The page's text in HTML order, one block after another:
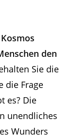
den
Sie die
die Frage
es? Die
unendliches
Wunders